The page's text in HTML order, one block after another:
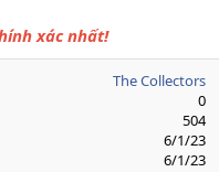
xác nhất!
The Collectors
0
504
6/1/23
6/1/23